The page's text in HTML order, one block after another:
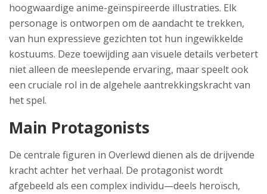
hoogwaardige anime-geïnspireerde illustraties. Elk
personage is ontworpen om de aandacht te trekken,
van hun expressieve gezichten tot hun ingewikkelde
kostuums. Deze toewijding aan visuele details verbetert
niet alleen de meeslepende ervaring, maar speelt ook
een cruciale rol in de algehele aantrekkingskracht van
het spel.
Main Protagonists
De centrale figuren in Overlewd dienen als de drijvende
kracht achter het verhaal. De protagonist wordt
afgebeeld als een complex individu—deels heroïsch,